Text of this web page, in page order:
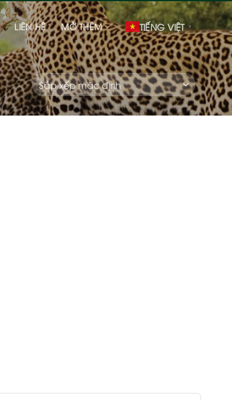
LIÊN HỆ MỞ THÊM TIẾNG VIỆT ▼